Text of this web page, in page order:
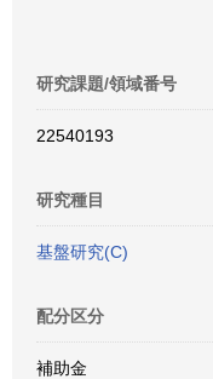
研究課題/領域番号
22540193
研究種目
基盤研究(C)
配分区分
補助金